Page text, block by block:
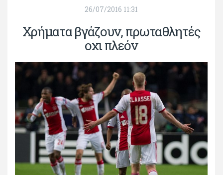
26/07/2016 11:31
Χρήματα βγάζουν, πρωταθλητές
οχι πλεόν